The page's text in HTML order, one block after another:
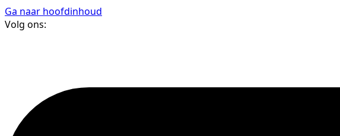
Ga naar hoofdinhoud
Volg ons: